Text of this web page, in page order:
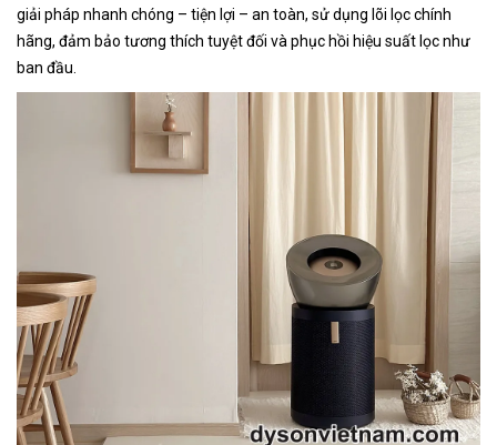
giải pháp nhanh chóng – tiện lợi – an toàn, sử dụng lõi lọc chính
hãng, đảm bảo tương thích tuyệt đối và phục hồi hiệu suất lọc như
ban đầu.